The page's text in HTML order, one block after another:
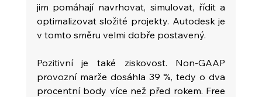
jim pomáhají navrhovat, simulovat, řídit a
optimalizovat složité projekty. Autodesk je
v tomto směru velmi dobře postavený.
Pozitivní je také ziskovost. Non-GAAP
provozní marže dosáhla 39 %, tedy o dva
procentní body více než před rokem. Free